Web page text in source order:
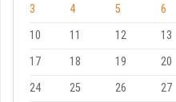
3
4 5 6
10
11 12 13
17
18 19 20
24
25 26 27